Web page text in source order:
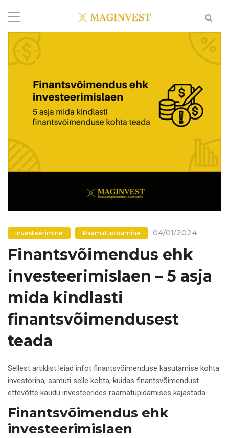
Investeerimine Raamatupidamine 04/01/2024
Finantsvõimendus ehk
investeerimislaen – 5 asja
mida kindlasti
finantsvõimendusest
teada
Sellest artiklist leiad infot finantsvõimenduse kasutamise kohta
investorina, samuti selle kohta, kuidas finantsvõimendust
ettevõtte kaudu investeerides raamatupidamises kajastada.
Finantsvõimendus ehk
investeerimislaen